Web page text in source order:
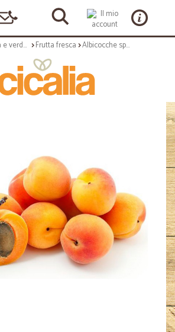
Frutta e verdura Frutta fresca Albicocche spagna gr.500